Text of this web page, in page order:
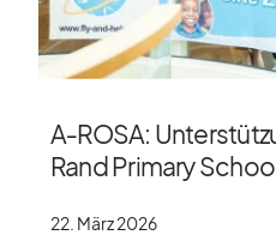
A‑ROSA:
Rand Primary
22. März 2026